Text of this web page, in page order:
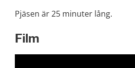
Pjäsen är 25 minuter lång.
Film